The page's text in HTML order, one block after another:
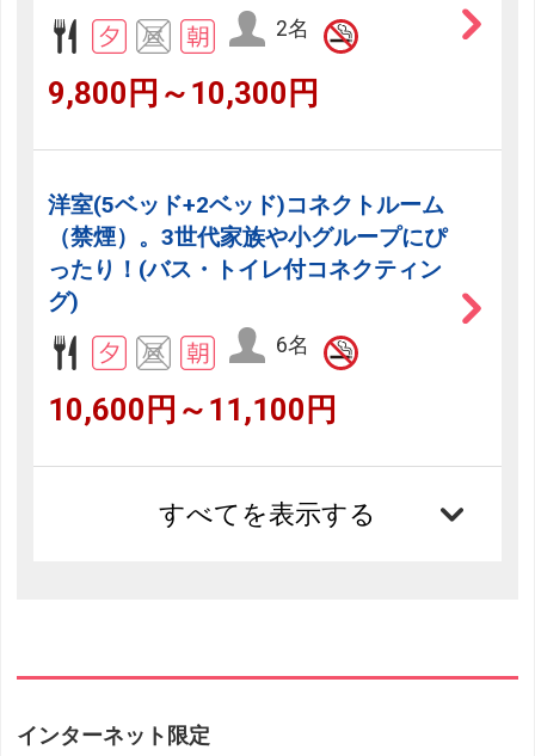
2名
9,800円～10,300円
洋室(5ベッド+2ベッド)コネクトルーム
（禁煙）。3世代家族や小グループにぴ
ったり！(バス・トイレ付コネクティン
グ)
6名
10,600円～11,100円
すべてを表示する
インターネット限定